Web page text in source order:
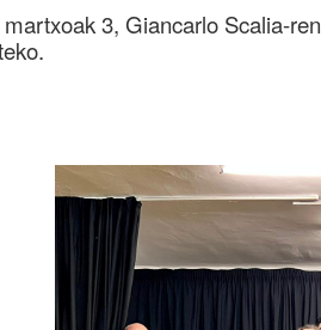
3, Giancarlo Scalia-